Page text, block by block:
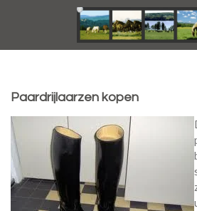
Paardrijlaarzen kopen